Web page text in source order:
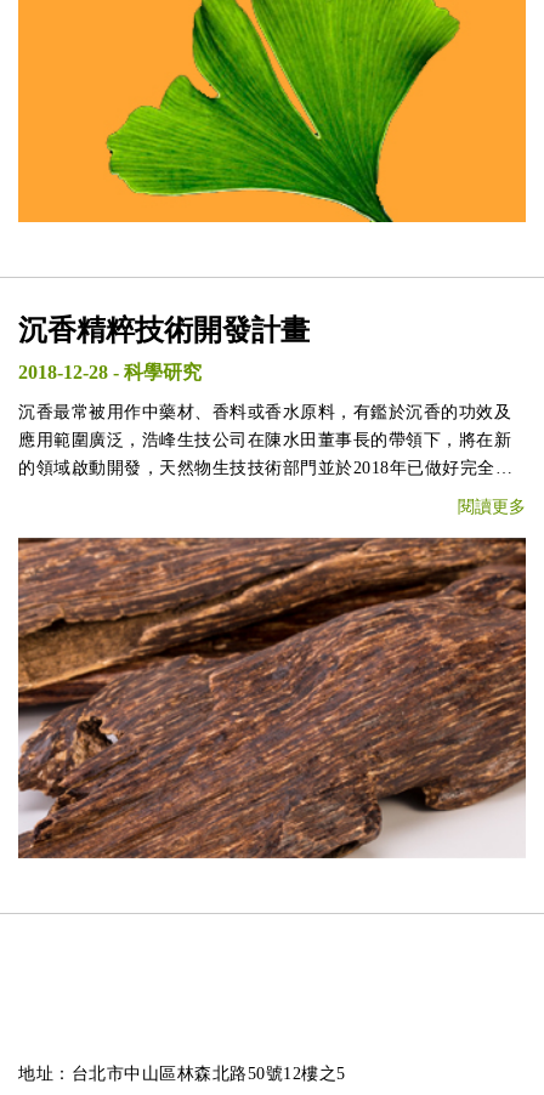
沉香精粹技術開發計畫
2018-12-28 - 科學研究
沉香最常被用作中藥材、香料或香水原料，有鑑於沉香的功效及
應用範圍廣泛，浩峰生技公司在陳水田董事長的帶領下，將在新
的領域啟動開發，天然物生技技術部門並於2018年已做好完全準
閱讀更多
地址：台北市中山區林森北路50號12樓之5